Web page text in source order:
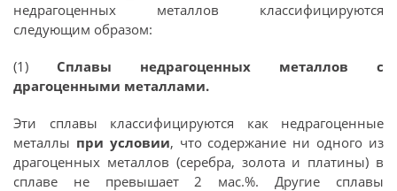
недрагоценных металлов классифицируются
следующим образом:
(1) Сплавы недрагоценных металлов с
драгоценными металлами.
Эти сплавы классифицируются как недрагоценные
металлы при условии, что содержание ни одного из
драгоценных металлов (серебра, золота и платины) в
сплаве не превышает 2 мас.%. Другие сплавы